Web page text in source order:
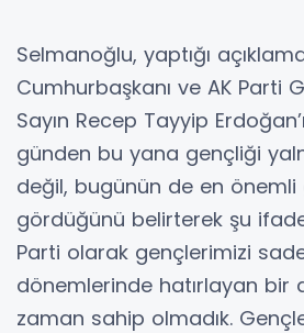
Selmanoğlu, yaptığı
Cumhurbaşkanı ve AK Parti
Sayın Recep Tayyip
günden bu yana gençliği
değil, bugünün de en
gördüğünü belirterek şu
Parti olarak gençlerimizi
dönemlerinde hatırlayan bir
zaman sahip olmadık.